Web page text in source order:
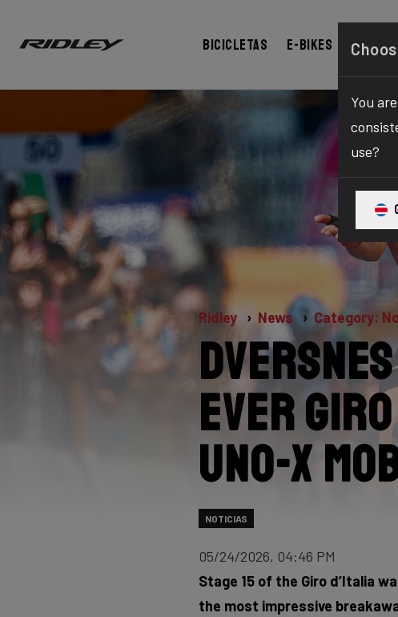
Bicicletas E-bikes
Ridley News Category:
ever
Uno-X
NOTICIAS
05/24/2026, 04:46 PM
Stage 15 of the Giro d’Italia
the most impressive
You
use?